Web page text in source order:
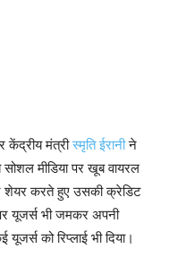
केंद्रीय मंत्रीस्मृति ईरानीने
मीडिया पर खूब वायरल
शेयर करते हुए उसकी क्रेडिट
यूजर्स भी जमकर अपनी
को रिप्लाई भी दिया।